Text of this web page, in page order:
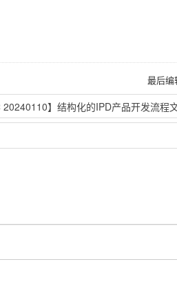
最后编
20240110】结构化的IPD产品开发流